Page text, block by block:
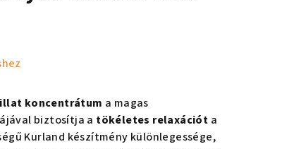
illat koncentrátum a magas
biztosítja a tökéletes relaxációt a
Kurland készítmény különlegessége,